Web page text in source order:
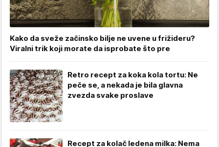
Kako da sveže začinsko bilje ne uvene u frižideru?
Viralni trik koji morate da isprobate što pre
Retro recept za koka kola tortu: Ne
peče se, a nekada je bila glavna
zvezda svake proslave
Recept za kolač ledena milka: Nema